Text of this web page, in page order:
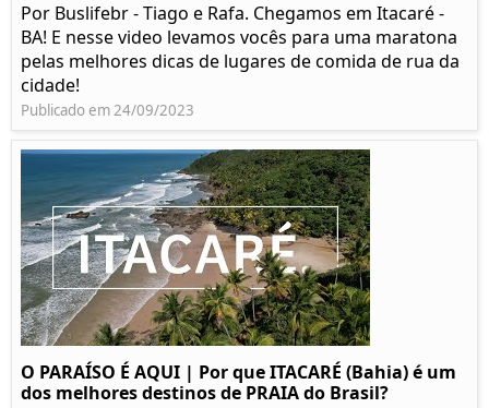
Por Buslifebr - Tiago e Rafa. Chegamos em Itacaré -
BA! E nesse video levamos vocês para uma maratona
pelas melhores dicas de lugares de comida de rua da
cidade!
Publicado em 24/09/2023
O PARAÍSO É AQUI | Por que ITACARÉ (Bahia) é um
dos melhores destinos de PRAIA do Brasil?